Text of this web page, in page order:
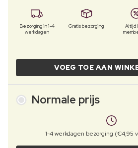
Bezorging in 1-4
werkdagen
Gratis bezorging
Altijd
VOEG TOE AAN
Normale prijs
1-4 werkdagen bezorging (€4,95